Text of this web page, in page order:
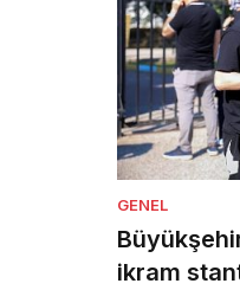
GENEL
ikram